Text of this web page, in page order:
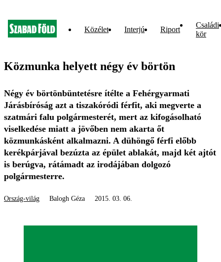
Közélet Interjú Riport
Családi
kör
Közmunka helyett négy év börtön
Négy év börtönbüntetésre ítélte a Fehérgyarmati
Járásbíróság azt a tiszakóródi férfit, aki megverte a
szatmári falu polgármesterét, mert az kifogásolható
viselkedése miatt a jövőben nem akarta őt
közmunkásként alkalmazni. A dühöngő férfi előbb
kerékpárjával bezúzta az épület ablakát, majd két ajtót
is berúgva, rátámadt az irodájában dolgozó
polgármesterre.
Ország-világ Balogh Géza 2015. 03. 06.